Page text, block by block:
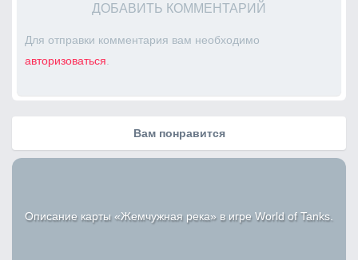
ДОБАВИТЬ КОММЕНТАРИЙ
Для отправки комментария вам необходимо
авторизоваться
Вам понравится
Описание карты «Жемчужная река» в игре World of Tanks.